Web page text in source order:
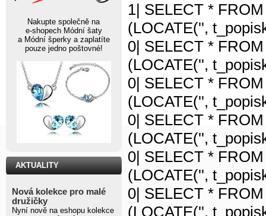
Nakupte společně na
e-shopech Módní šaty
a Módní šperky a zaplatíte
pouze jedno poštovné!
AKTUALITY
Nová kolekce pro malé
družičky
Nyní nově na eshopu kolekce
1| SELECT *
(LOCATE('',
0| SELECT *
(LOCATE('',
0| SELECT *
(LOCATE('',
0| SELECT *
(LOCATE('',
0| SELECT *
(LOCATE('',
0| SELECT *
(LOCATE('',